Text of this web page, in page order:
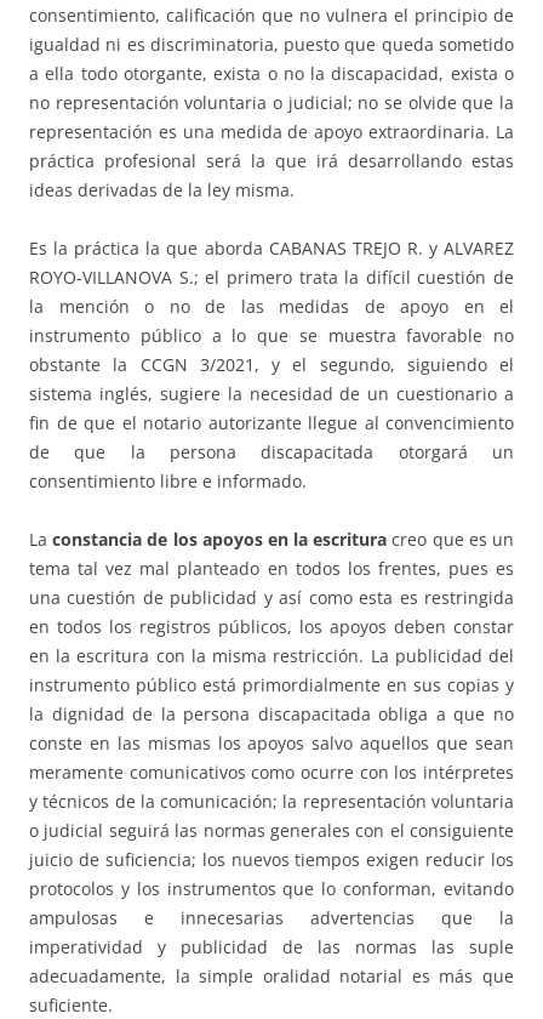
consentimiento, calificación que no vulnera el principio de
igualdad ni es discriminatoria, puesto que queda sometido
a ella todo otorgante, exista o no la discapacidad, exista o
no representación voluntaria o judicial; no se olvide que la
representación es una medida de apoyo extraordinaria. La
práctica profesional será la que irá desarrollando estas
ideas derivadas de la ley misma.
Es la práctica la que aborda CABANAS TREJO R. y ALVAREZ
ROYO-VILLANOVA S.; el primero trata la difícil cuestión de
la mención o no de las medidas de apoyo en el
instrumento público a lo que se muestra favorable no
obstante la CCGN 3/2021, y el segundo, siguiendo el
sistema inglés, sugiere la necesidad de un cuestionario a
fin de que el notario autorizante llegue al convencimiento
de que la persona discapacitada otorgará un
consentimiento libre e informado.
Laconstancia de los apoyos en la escritura creo que es un
tema tal vez mal planteado en todos los frentes, pues es
una cuestión de publicidad y así como esta es restringida
en todos los registros públicos, los apoyos deben constar
en la escritura con la misma restricción. La publicidad del
instrumento público está primordialmente en sus copias y
la dignidad de la persona discapacitada obliga a que no
conste en las mismas los apoyos salvo aquellos que sean
meramente comunicativos como ocurre con los intérpretes
y técnicos de la comunicación; la representación voluntaria
o judicial seguirá las normas generales con el consiguiente
juicio de suficiencia; los nuevos tiempos exigen reducir los
protocolos y los instrumentos que lo conforman, evitando
ampulosas e innecesarias advertencias que la
imperatividad y publicidad de las normas las suple
adecuadamente, la simple oralidad notarial es más que
suficiente.